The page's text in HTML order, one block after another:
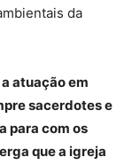
da
atuação em
sacerdotes e
para com os
que a igreja